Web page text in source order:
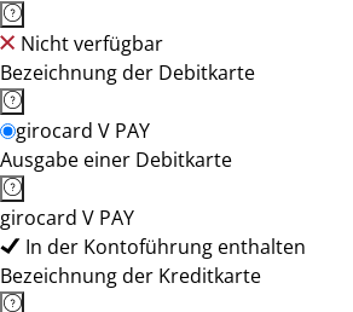
Nicht verfügbar
Bezeichnung der Debitkarte
girocard V PAY
Ausgabe einer Debitkarte
girocard V PAY
In der Kontoführung enthalten
Bezeichnung der Kreditkarte